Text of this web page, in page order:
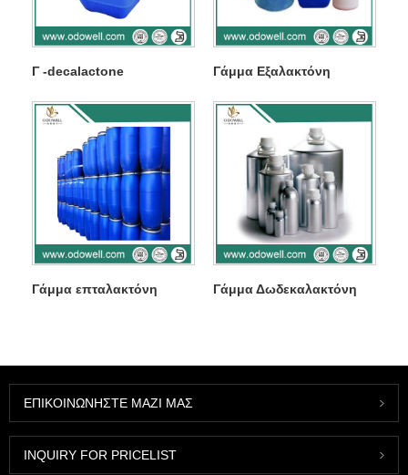
Γ -decalactone Γάμμα Εξαλακτόνη
Γάμμα επταλακτόνη Γάμμα Δωδεκαλακτόνη
ΕΠΙΚΟΙΝΩΝΉΣΤΕ ΜΑΖΊ ΜΑΣ
INQUIRY FOR PRICELIST